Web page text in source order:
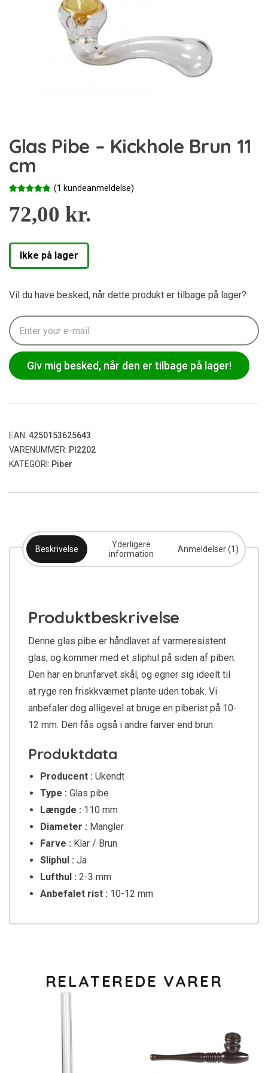
Glas Pibe – Kickhole Brun 11
cm
som5.00
ud af 5
baseret på
(1 kundeanmeldelse)
72,00 kr.
Ikke på lager
Vil du have besked, når dette produkt er tilbage på lager?
Giv mig besked, når den er tilbage på lager!
EAN: 4250153625643
VARENUMMER: PI2202
KATEGORI: Piber
Beskrivelse
Yderligere
information
Anmeldelser (1)
Produktbeskrivelse
Denne glas pibe er håndlavet af varmeresistent
glas, og kommer med et sliphul på siden af piben.
Den har en brunfarvet skål, og egner sig ideelt til
at ryge ren friskkværnet plante uden tobak. Vi
anbefaler dog alligevel at bruge en piberist på 10-
12 mm. Den fås også i andre farver end brun.
Produktdata
Producent : Ukendt
Type : Glas pibe
Længde : 110 mm
Diameter : Mangler
Farve : Klar / Brun
Sliphul : Ja
Lufthul : 2-3 mm
Anbefalet rist : 10-12 mm
RELATEREDE VARER